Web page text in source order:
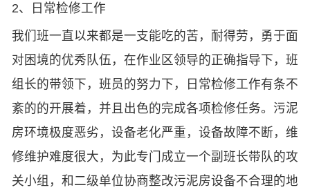
2、日常检修工作
我们班一直以来都是一支能吃的苦，耐得劳，勇于面
对困境的优秀队伍，在作业区领导的正确指导下，班
组长的带领下，班员的努力下，日常检修工作有条不
紊的的开展着，并且出色的完成各项检修任务。污泥
房环境极度恶劣，设备老化严重，设备故障不断，维
修维护难度很大，为此专门成立一个副班长带队的攻
关小组，和二级单位协商整改污泥房设备不合理的地